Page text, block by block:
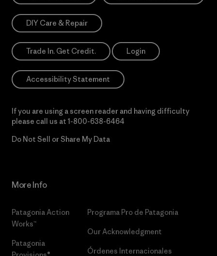
DIY Care & Repair
Trade In. Get Credit. Login
Accessibility Statement
If you are using a screen reader and having difficulty
please call us at 1-800-638-6464
Do Not Sell or Share My Data
More Info
Patagonia Action
Works™
Patagonia
Programa Pro de Patagonia
Our Acknowledgment
Órdenes Internacionales